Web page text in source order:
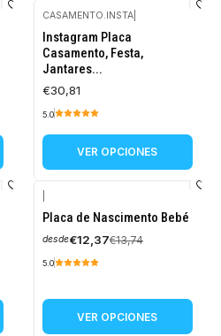
CASAMENTO.INSTA
Instagram Placa
Casamento, Festa,
Jantares...
€30,81
5.0
VER OPCIONES
-10%
OFF
Placa de Nascimento Bebé
desde€12,37€13,74
5.0
VER OPCIONES